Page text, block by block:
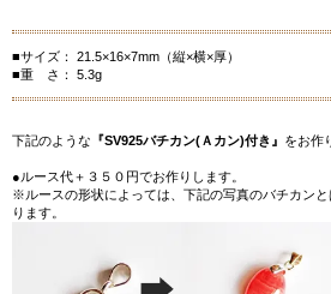
■サイズ： 21.5×16×7mm（縦×横×厚）
■重 さ： 5.3g
下記のような 『SV925バチカン(Ａカン)付き』 をお作
●ルース代＋３５０円でお作りします。
※ルースの形状によっては、下記の写真のバチカン
ります。